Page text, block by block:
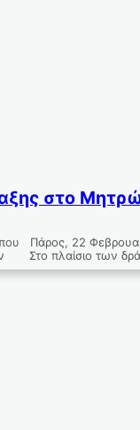
στο
Πάρος, 22
Στο πλαίσιο των